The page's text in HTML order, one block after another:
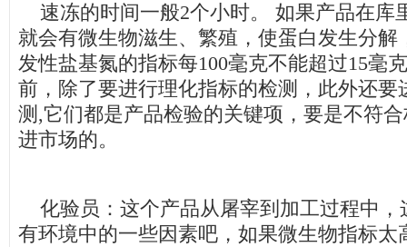
速冻的时间一般2个小时。 如果产品在库
就会有微生物滋生、繁殖，使蛋白发生分解
发性盐基氮的指标每100毫克不能超过15毫
前，除了要进行理化指标的检测，此外还要
测,它们都是产品检验的关键项，要是不符
进市场的。
化验员：这个产品从屠宰到加工过程中，
有环境中的一些因素吧，如果微生物指标太